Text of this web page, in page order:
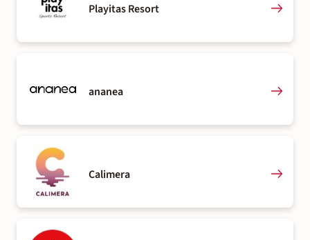
Playitas Resort
ananea
Calimera